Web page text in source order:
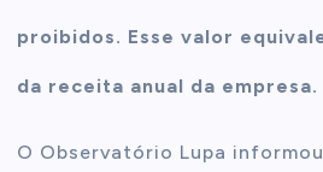
proibidos. Esse valor
da receita anual da empresa.
O Observatório Lupa